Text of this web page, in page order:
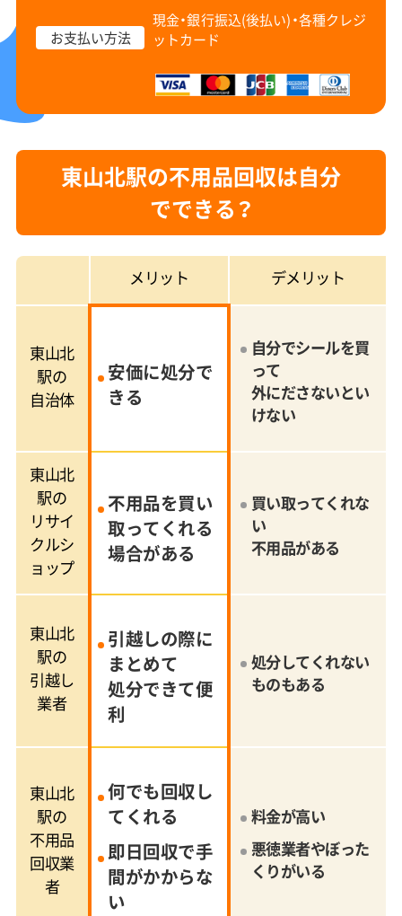
お支払い方法
現金・銀行振込(後払い)・各種クレジ
ットカード
東山北駅の不用品回収は自分
でできる？
メリット デメリット
東山北
駅の
自治体
安価に処分で
きる
自分でシールを買
って
外にださないとい
けない
東山北
駅の
リサイ
クルシ
ョップ
不用品を買い
取ってくれる
場合がある
買い取ってくれな
い
不用品がある
東山北
駅の
引越し
業者
引越しの際に
まとめて
処分できて便
利
処分してくれない
ものもある
東山北
駅の
不用品
回収業
者
何でも回収し
てくれる
即日回収で手
間がかからな
い
料金が高い
悪徳業者やぼった
くりがいる